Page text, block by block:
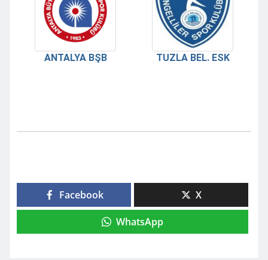
ANTALYA BŞB TUZLA BEL. ESK
Facebook X
WhatsApp